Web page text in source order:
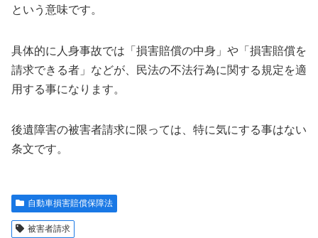
という意味です。
具体的に人身事故では「損害賠償の中身」や「損害賠償を
請求できる者」などが、民法の不法行為に関する規定を適
用する事になります。
後遺障害の被害者請求に限っては、特に気にする事はない
条文です。
自動車損害賠償保障法
被害者請求